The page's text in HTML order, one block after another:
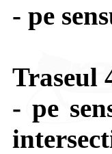
- pe
Traseul
- pe